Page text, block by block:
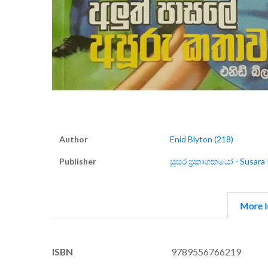
Author Enid Blyton (218)
Publisher සුසර ප්‍රකාශකයෝ - Susara
More
More
ISBN 9789556766219